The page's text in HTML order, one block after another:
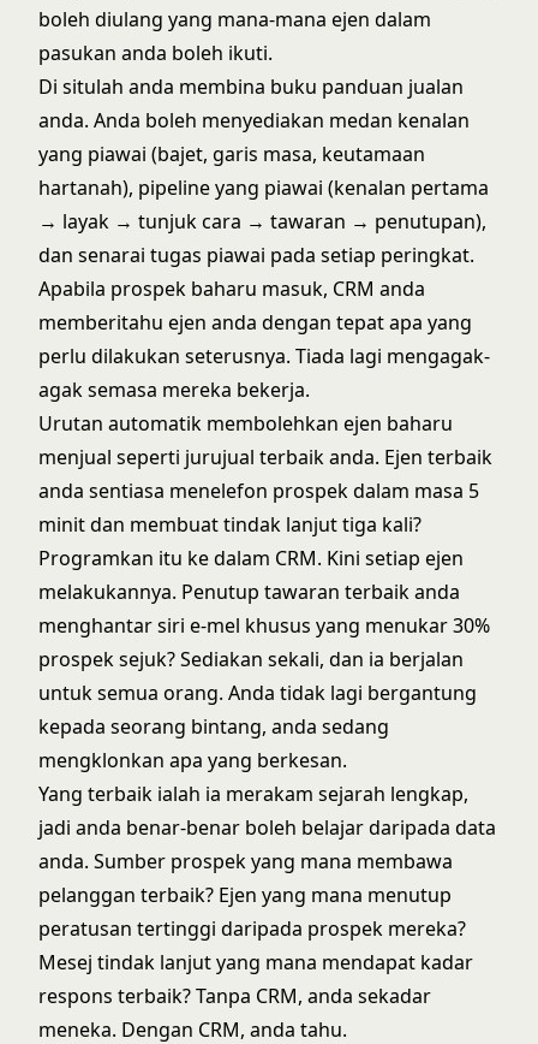
boleh diulang yang mana-mana ejen dalam
pasukan anda boleh ikuti.
Di situlah anda membina buku panduan jualan
anda. Anda boleh menyediakan medan kenalan
yang piawai (bajet, garis masa, keutamaan
hartanah), pipeline yang piawai (kenalan pertama
→ layak → tunjuk cara → tawaran → penutupan),
dan senarai tugas piawai pada setiap peringkat.
Apabila prospek baharu masuk, CRM anda
memberitahu ejen anda dengan tepat apa yang
perlu dilakukan seterusnya. Tiada lagi mengagak-
agak semasa mereka bekerja.
Urutan automatik membolehkan ejen baharu
menjual seperti jurujual terbaik anda. Ejen terbaik
anda sentiasa menelefon prospek dalam masa 5
minit dan membuat tindak lanjut tiga kali?
Programkan itu ke dalam CRM. Kini setiap ejen
melakukannya. Penutup tawaran terbaik anda
menghantar siri e-mel khusus yang menukar 30%
prospek sejuk? Sediakan sekali, dan ia berjalan
untuk semua orang. Anda tidak lagi bergantung
kepada seorang bintang, anda sedang
mengklonkan apa yang berkesan.
Yang terbaik ialah ia merakam sejarah lengkap,
jadi anda benar-benar boleh belajar daripada data
anda. Sumber prospekyang mana membawa
pelanggan terbaik? Ejen yang mana menutup
peratusan tertinggi daripada prospek mereka?
Mesej tindak lanjut yang mana mendapat kadar
respons terbaik? Tanpa CRM, anda sekadar
meneka. Dengan CRM, anda tahu.